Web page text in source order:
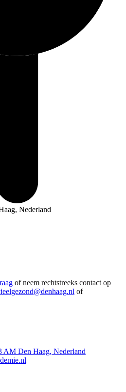
Nederland
of neem rechtstreeks contact op
of
AM Den Haag, Nederland